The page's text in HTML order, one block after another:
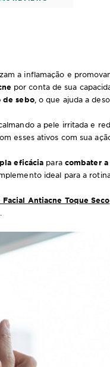
a inflamação e
por conta de sua
de sebo, o que ajuda a
a pele irritada e
esses ativos com sua
eficácia para combater a
ideal para a
Antiacne Toque Seco